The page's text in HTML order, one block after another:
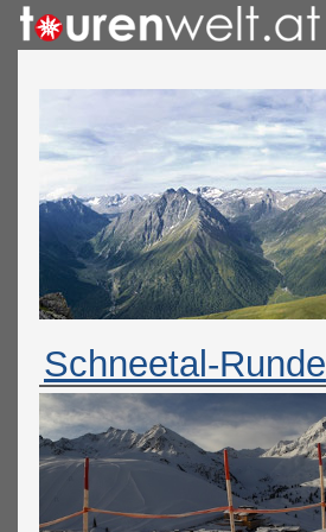
Schneetal-Runde